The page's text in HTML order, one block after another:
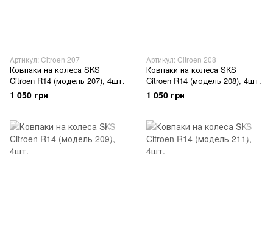
Артикул: Citroen 207
Ковпаки на колеса SKS
Citroen R14 (модель 207), 4шт.
1 050 грн
Артикул: Citroen 208
Ковпаки на колеса SKS
Citroen R14 (модель 208), 4шт.
1 050 грн